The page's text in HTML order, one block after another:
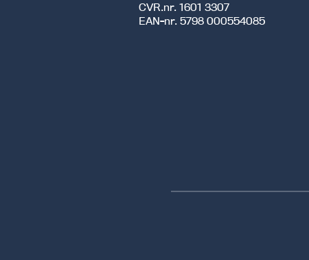
CVR.nr. 1601 3307
EAN-nr. 5798 000554085